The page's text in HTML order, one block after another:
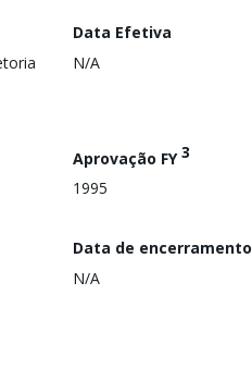
Data Efetiva
N/A
Aprovação FY3
1995
Data de encerramento
N/A